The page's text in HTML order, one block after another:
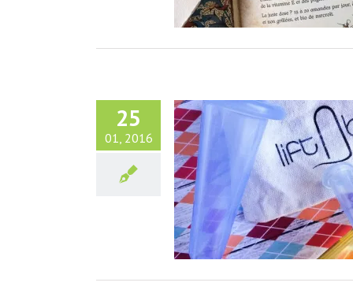
25
01, 2016
des ventouses pour votre